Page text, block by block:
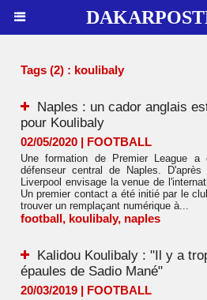
Tags (2) : koulibaly
Naples : un cador anglais
pour Koulibaly
02/05/2020 | FOOTBALL
Une formation de Premier League a
défenseur central de Naples.
Liverpool envisage la venue de
Un premier contact a été initié par le
trouver un remplaçant numérique à...
football, koulibaly, naples
Kalidou Koulibaly : "Il y a
épaules de Sadio Mané"
20/03/2019 | FOOTBALL